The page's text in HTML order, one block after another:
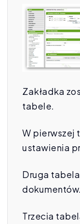
Zakładka
tabele.
W pierwszej
ustawienia
Druga
dokumentów.
Trzecia